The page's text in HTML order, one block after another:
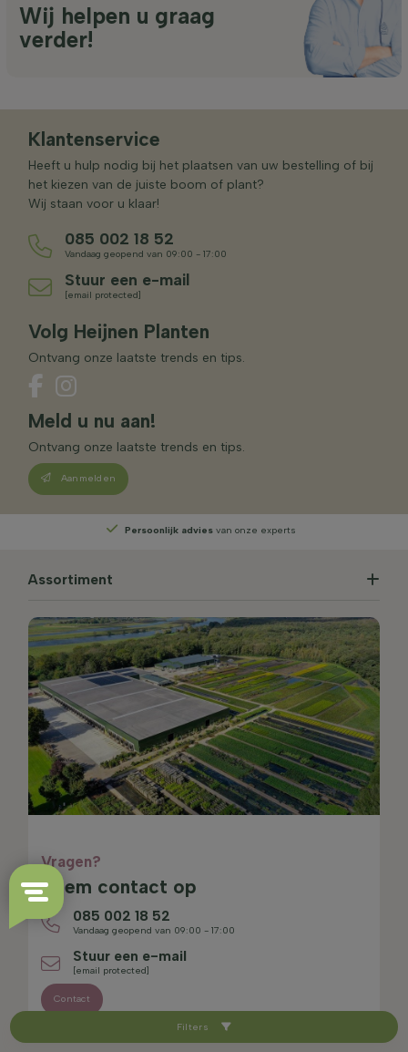
Filters
Wij helpen u graag
verder!
Klantenservice
Heeft u hulp nodig bij het plaatsen van uw bestelling of bij
het kiezen van de juiste boom of plant?
Wij staan voor u klaar!
085 002 18 52
Vandaag geopend van 09:00 - 17:00
Stuur een e-mail
[email protected]
Volg Heijnen Planten
Ontvang onze laatste trends en tips.
Meld u nu aan!
Ontvang onze laatste trends en tips.
Aanmelden
Persoonlijk advies van onze experts
Assortiment
Vragen?
Neem contact op
085 002 18 52
Vandaag geopend van 09:00 - 17:00
Stuur een e-mail
[email protected]
Contact